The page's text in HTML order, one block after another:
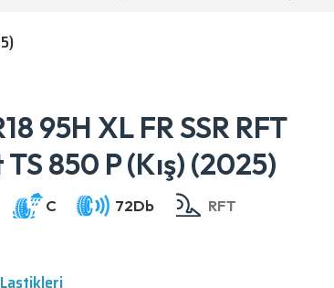
95H XL FR SSR RFT
850 P (Kış) (2025)
Lastikleri